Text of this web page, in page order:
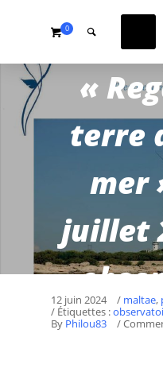
0
«
terre
mer
juillet
pour
12 juin 2024 / maltae,
/ Étiquettes :
By Philou83 /